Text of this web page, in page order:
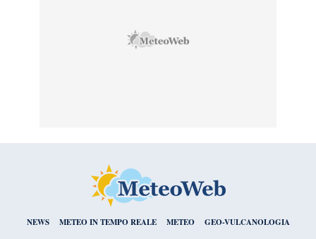
NEWS METEO IN TEMPO REALE METEO GEO-VULCANOLOGIA